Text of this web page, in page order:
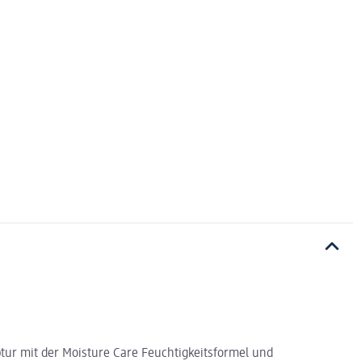
mit der Moisture Care Feuchtigkeitsformel und